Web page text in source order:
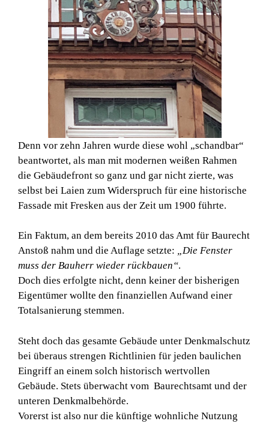
Denn vor zehn Jahren wurde diese wohl „schandbar“
beantwortet, als man mit modernen weißen Rahmen
die Gebäudefront so ganz und gar nicht zierte, was
selbst bei Laien zum Widerspruch für eine historische
Fassade mit Fresken aus der Zeit um 1900 führte.
Ein Faktum, an dem bereits 2010 das Amt für Baurecht
Anstoß nahm und die Auflage setzte: „Die Fenster
muss der Bauherr wieder rückbauen“.
Doch dies erfolgte nicht, denn keiner der bisherigen
Eigentümer wollte den finanziellen Aufwand einer
Totalsanierung stemmen.
Steht doch das gesamte Gebäude unter Denkmalschutz
bei überaus strengen Richtlinien für jeden baulichen
Eingriff an einem solch historisch wertvollen
Gebäude. Stets überwacht vom Baurechtsamt und der
unteren Denkmalbehörde.
Vorerst ist also nur die künftige wohnliche Nutzung